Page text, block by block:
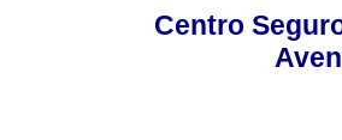
Centro